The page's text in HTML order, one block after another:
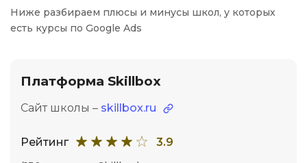
Ниже разбираем плюсы и минусы школ, у которых
есть курсы по Google Ads
Платформа Skillbox
Сайт школы – skillbox.ru
Рейтинг 3.9